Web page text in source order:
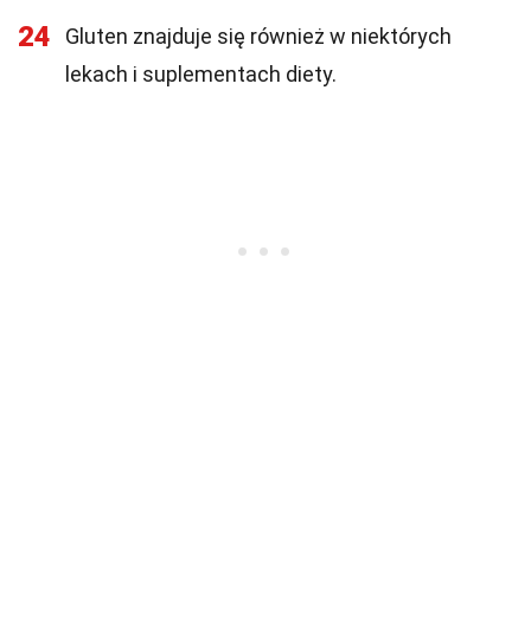
24
Gluten znajduje się również w niektórych
lekach i suplementach diety.